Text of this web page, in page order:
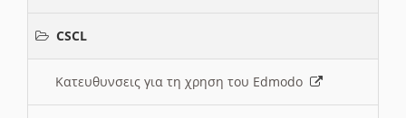
CSCL
Κατευθυνσεις για τη χρηση του Edmodo